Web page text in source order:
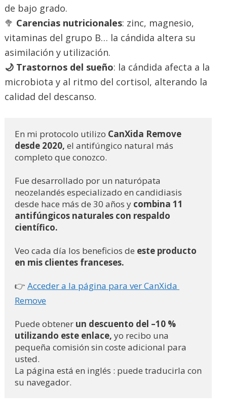
de bajo grado.
🥦 Carencias nutricionales: zinc, magnesio,
vitaminas del grupo B… la cándida altera su
asimilación y utilización.
🌙 Trastornos del sueño: la cándida afecta a la
microbiota y al ritmo del cortisol, alterando la
calidad del descanso.
En mi protocolo utilizo CanXida Remove
desde 2020, el antifúngico natural más
completo que conozco.
Fue desarrollado por un naturópata
neozelandés especializado en candidiasis
desde hace más de 30 años y combina 11
antifúngicos naturales con respaldo
científico.
Veo cada día los beneficios de este producto
en mis clientes franceses.
👉 Acceder a la página para ver CanXida
Remove
Puede obtener un descuento del –10 %
utilizando este enlace, yo recibo una
pequeña comisión sin coste adicional para
usted.
La página está en inglés : puede traducirla con
su navegador.